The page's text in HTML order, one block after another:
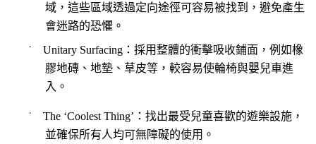
域，這些區域透過定向途徑可容易被找到，避免產生
會迷路的恐懼。
˙
Unitary Surfacing ：採用整體的衝擊吸收鋪面，例如橡
膠地磚、地墊、草皮等，較容易使輪椅與嬰兒車進
入。
˙ The ‘Coolest Thing’ ：找出最受兒童喜歡的遊樂設施，
並確保所有人均可無障礙的使用。